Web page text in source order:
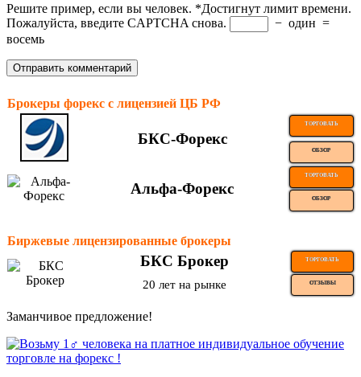
Решите пример, если вы человек. *Достигнут лимит времени.
Пожалуйста, введите CAPTCHA снова.
− один =
восемь
Брокеры форекс с лицензией ЦБ РФ
БКС-Форекс
ТОРГОВАТЬ
ОБЗОР
Альфа-Форекс
ТОРГОВАТЬ
ОБЗОР
Биржевые лицензированные брокеры
БКС Брокер ТОРГОВАТЬ
20 лет на рынке ОТЗЫВЫ
Заманчивое предложение!